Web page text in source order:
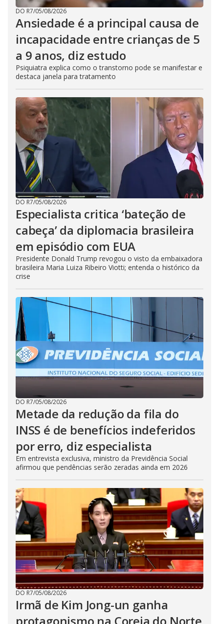
DO R7/05/08/2026
Ansiedade é a principal causa de
incapacidade entre crianças de 5
a 9 anos, diz estudo
Psiquiatra explica como o transtorno pode se manifestar e
destaca janela para tratamento
DO R7/05/08/2026
Especialista critica ‘bateção de
cabeça’ da diplomacia brasileira
em episódio com EUA
Presidente Donald Trump revogou o visto da embaixadora
brasileira Maria Luiza Ribeiro Viotti; entenda o histórico da
crise
DO R7/05/08/2026
Metade da redução da fila do
INSS é de benefícios indeferidos
por erro, diz especialista
Em entrevista exclusiva, ministro da Previdência Social
afirmou que pendências serão zeradas ainda em 2026
DO R7/05/08/2026
Irmã de Kim Jong-un ganha